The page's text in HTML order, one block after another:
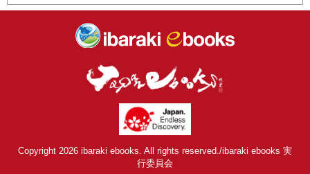
Copyright 2026 ibaraki ebooks. All rights reserved./ibaraki ebooks 実
行委員会